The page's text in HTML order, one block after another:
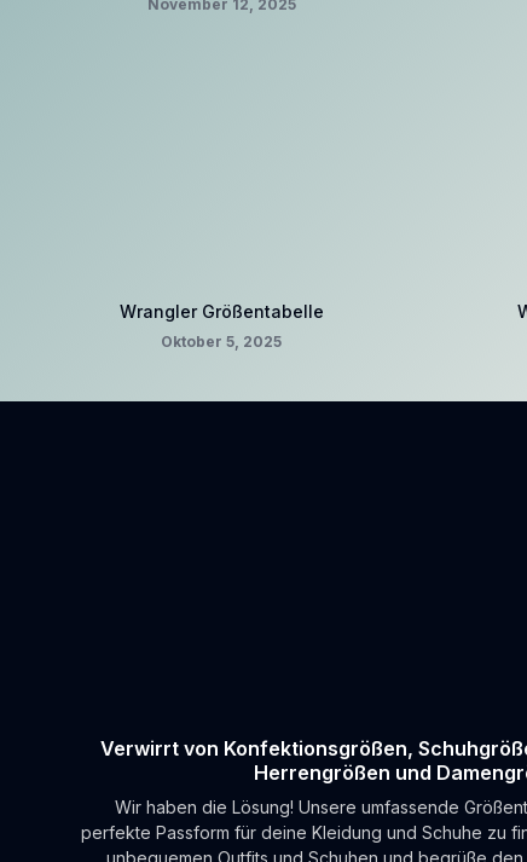
November 12, 2025
Wrangler Größentabelle
Oktober 5, 2025
Verwirrt von Konfektionsgrößen,
Herrengrößen und
Wir haben die Lösung! Unsere umfassende
perfekte Passform für deine Kleidung und Schuhe zu
unbequemen Outfits und Schuhen und begrüße